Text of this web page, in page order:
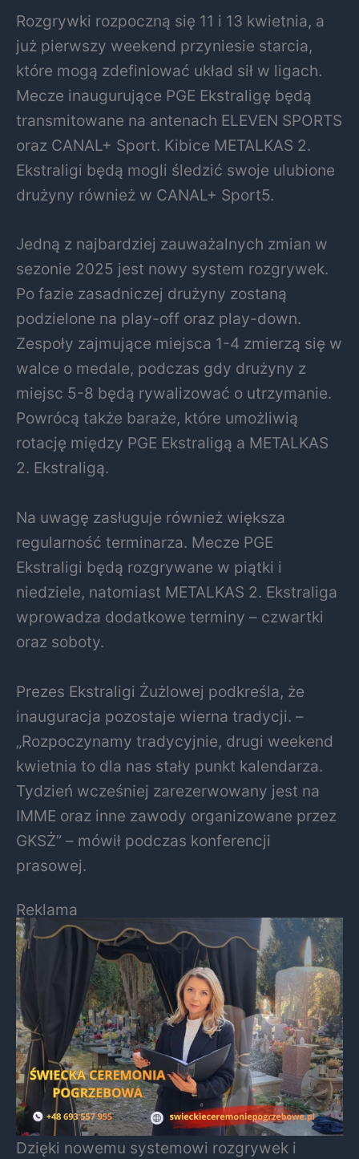
Rozgrywki rozpoczną się 11 i 13 kwietnia, a
już pierwszy weekend przyniesie starcia,
które mogą zdefiniować układ sił w ligach.
Mecze inaugurujące PGE Ekstraligę będą
transmitowane na antenach ELEVEN SPORTS
oraz CANAL+ Sport. Kibice METALKAS 2.
Ekstraligi będą mogli śledzić swoje ulubione
drużyny również w CANAL+ Sport5.
Jedną z najbardziej zauważalnych zmian w
sezonie 2025 jest nowy system rozgrywek.
Po fazie zasadniczej drużyny zostaną
podzielone na play-off oraz play-down.
Zespoły zajmujące miejsca 1-4 zmierzą się w
walce o medale, podczas gdy drużyny z
miejsc 5-8 będą rywalizować o utrzymanie.
Powrócą także baraże, które umożliwią
rotację między PGE Ekstraligą a METALKAS
2. Ekstraligą.
Na uwagę zasługuje również większa
regularność terminarza. Mecze PGE
Ekstraligi będą rozgrywane w piątki i
niedziele, natomiast METALKAS 2. Ekstraliga
wprowadza dodatkowe terminy – czwartki
oraz soboty.
Prezes Ekstraligi Żużlowej podkreśla, że
inauguracja pozostaje wierna tradycji. –
„Rozpoczynamy tradycyjnie, drugi weekend
kwietnia to dla nas stały punkt kalendarza.
Tydzień wcześniej zarezerwowany jest na
IMME oraz inne zawody organizowane przez
GKSŻ” – mówił podczas konferencji
prasowej.
Reklama
Dzięki nowemu systemowi rozgrywek i